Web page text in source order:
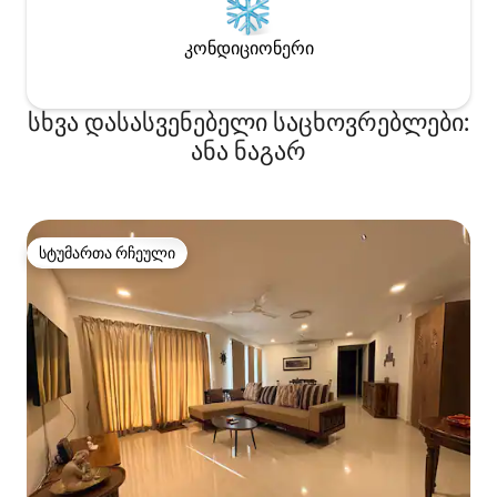
კონდიციონერი
სხვა დასასვენებელი საცხოვრებლები:
ანა ნაგარ
სტუმართა რჩეული
სტუმართა რჩეული